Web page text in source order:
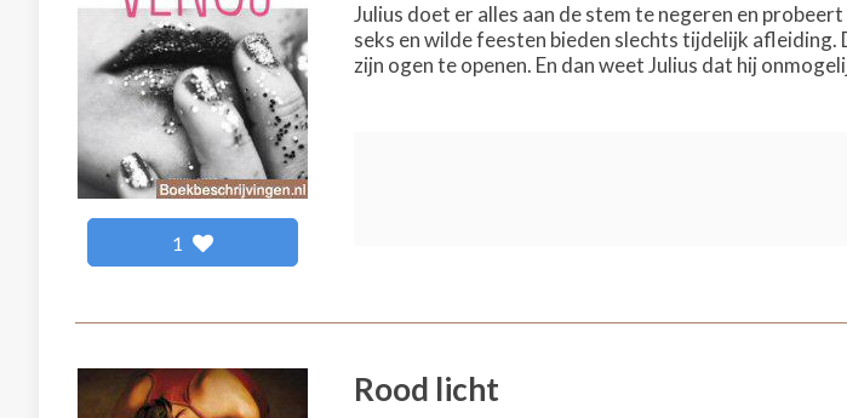
1
Julius doet er alles aan de stem te negeren en
seks en wilde feesten bieden slechts tijdelijk
zijn ogen te openen. En dan weet Julius dat hij
Rood licht